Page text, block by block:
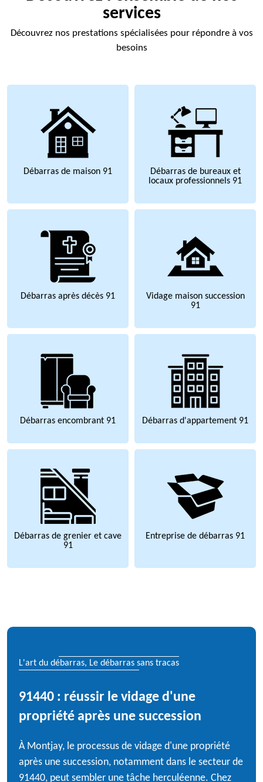
services
Découvrez nos prestations spécialisées pour répondre à vos
besoins
Débarras de maison 91
Débarras de bureaux et
locaux professionnels 91
Débarras après décès 91
Vidage maison succession
91
Débarras encombrant 91 Débarras d'appartement 91
Débarras de grenier et cave
91
Entreprise de débarras 91
L'art du débarras, Le débarras sans tracas
91440 : réussir le vidage d'une
propriété après une succession
À Montjay, le processus de vidage d'une propriété
après une succession, notamment dans le secteur de
91440, peut sembler une tâche herculéenne. Chez